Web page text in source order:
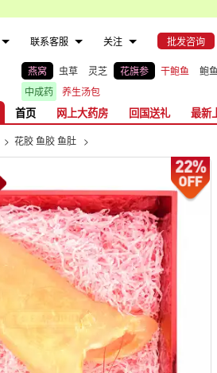
联系客服 关注 批发咨询
燕窝 虫草 灵芝 花旗参 干鲍鱼 鲍
中成药
养生汤包
首页 网上大药房 回国送礼 最新
> 花胶 鱼胶 鱼肚 >